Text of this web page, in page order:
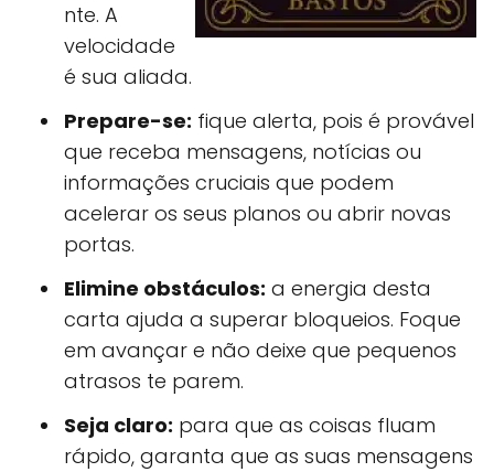
nte. A
velocidade
é sua aliada.
Prepare-se: fique alerta, pois é provável
que receba mensagens, notícias ou
informações cruciais que podem
acelerar os seus planos ou abrir novas
portas.
Elimine obstáculos: a energia desta
carta ajuda a superar bloqueios. Foque
em avançar e não deixe que pequenos
atrasos te parem.
Seja claro: para que as coisas fluam
rápido, garanta que as suas mensagens